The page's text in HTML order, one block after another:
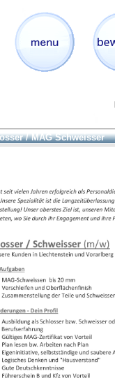
/ MAG Schweisser